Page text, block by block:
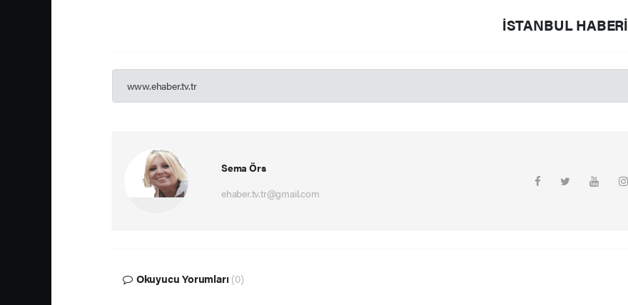
İSTANBUL HABERİ
www.ehaber.tv.tr
Sema Örs
ehaber.tv.tr@gmail.com
Okuyucu Yorumları (0)